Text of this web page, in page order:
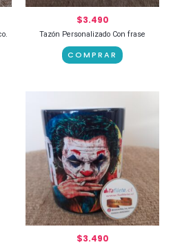
$3.490
Tazón Personalizado Con frase
COMPRAR
$3.490